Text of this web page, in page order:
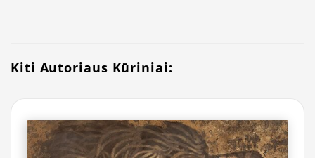
Kiti Autoriaus Kūriniai: